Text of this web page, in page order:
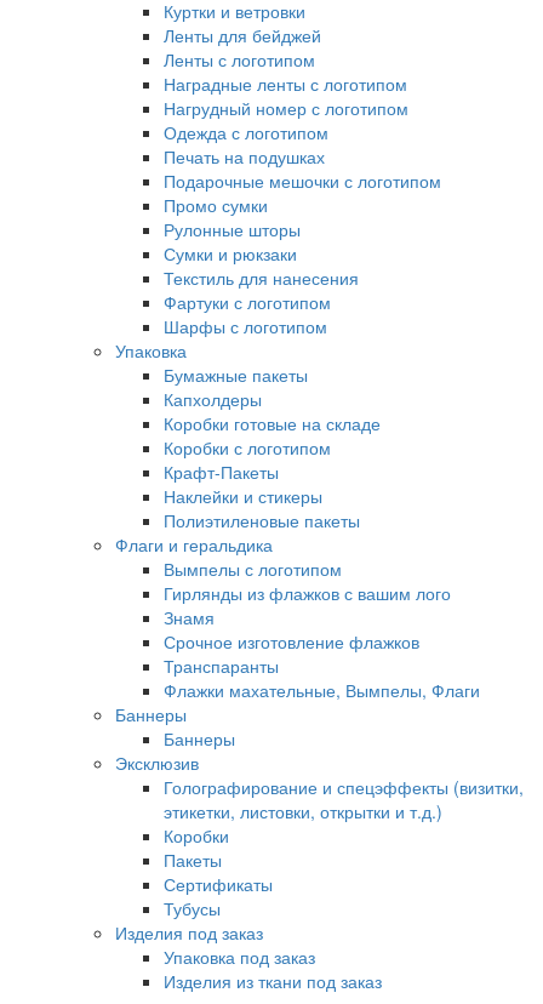
Куртки и ветровки
Ленты для бейджей
Ленты с логотипом
Наградные ленты с логотипом
Нагрудный номер с логотипом
Одежда с логотипом
Печать на подушках
Подарочные мешочки с логотипом
Промо сумки
Рулонные шторы
Сумки и рюкзаки
Текстиль для нанесения
Фартуки с логотипом
Шарфы с логотипом
Упаковка
Бумажные пакеты
Капхолдеры
Коробки готовые на складе
Коробки с логотипом
Крафт-Пакеты
Наклейки и стикеры
Полиэтиленовые пакеты
Флаги и геральдика
Вымпелы с логотипом
Гирлянды из флажков с вашим лого
Знамя
Срочное изготовление флажков
Транспаранты
Флажки махательные, Вымпелы, Флаги
Баннеры
Баннеры
Эксклюзив
Голографирование и спецэффекты (визитки,
этикетки, листовки, открытки и т.д.)
Коробки
Пакеты
Сертификаты
Тубусы
Изделия под заказ
Упаковка под заказ
Изделия из ткани под заказ